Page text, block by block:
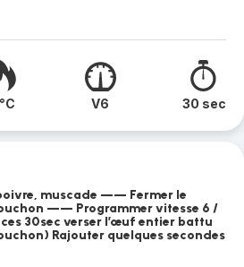
V6 30 sec
muscade —— Fermer le
—— Programmer vitesse 6 /
30sec verser l’œuf entier battu
Rajouter quelques secondes